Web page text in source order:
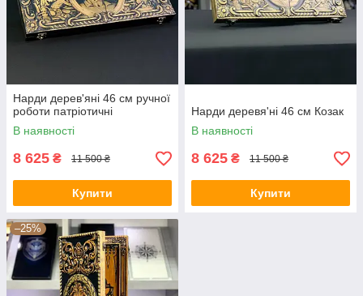
Нарди дерев'яні 46 см ручної
роботи патріотичні
В наявності
8 625 ₴ 11 500 ₴
Купити
Нарди деревя'ні 46 см Козак
В наявності
8 625 ₴ 11 500 ₴
Купити
–25%